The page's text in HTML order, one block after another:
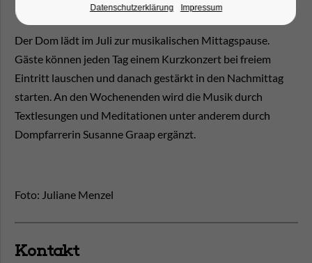
Der Dom lädt im Juli zur musikalischen Mittagspause.
Gäste können jeden Tag einem Kurzkonzert bei freiem
Eintritt lauschen und danach gestärkt in den Nachmittag
starten. An den Wochenenden wird die Musik durch
Textlesungen und Meditationen unter anderem durch
Dompfarrerin Susanne Graap ergänzt.
Foto: Juliane Menzel
Kontakt
Datenschutzerklärung Impressum